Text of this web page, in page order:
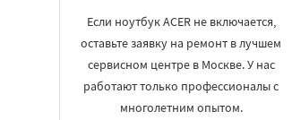
Если ноутбук ACER не включается,
оставьте заявку на ремонт в лучшем
сервисном центре в Москве. У нас
работают только профессионалы с
многолетним опытом.